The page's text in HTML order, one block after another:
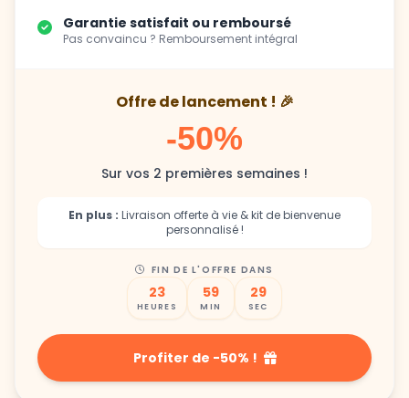
Garantie satisfait ou remboursé
Pas convaincu ? Remboursement intégral
Offre de lancement ! 🎉
-50%
Sur vos 2 premières semaines !
En plus : Livraison offerte à vie & kit de bienvenue
personnalisé !
FIN DE L'OFFRE DANS
23
HEURES
59
MIN
27
SEC
Profiter de -50% !